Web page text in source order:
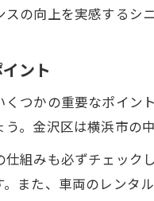
シニア軽貨
金沢区でシ
シニア世代
軽貨物配送
シニア向け
の向上を実感するシ
ント
つかの重要なポイ
。金沢区は横浜市の
組みも必ずチェッ
また、車両のレンタ